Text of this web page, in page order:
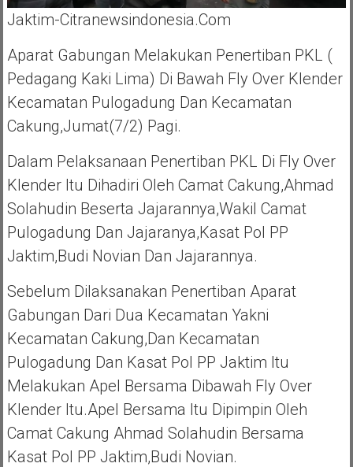
Jaktim-Citranewsindonesia.com
Aparat Gabungan Melakukan Penertiban PKL (
Pedagang Kaki Lima) Di Bawah Fly Over Klender
Kecamatan Pulogadung Dan Kecamatan
Cakung,Jumat(7/2) Pagi.
Dalam Pelaksanaan Penertiban PKL Di Fly Over
Klender Itu Dihadiri Oleh Camat Cakung,Ahmad
Solahudin Beserta Jajarannya,Wakil Camat
Pulogadung Dan Jajaranya,Kasat Pol PP
Jaktim,Budi Novian Dan Jajarannya.
Sebelum Dilaksanakan Penertiban Aparat
Gabungan Dari Dua Kecamatan Yakni
Kecamatan Cakung,dan Kecamatan
Pulogadung Dan Kasat Pol PP Jaktim Itu
Melakukan Apel Bersama Dibawah Fly Over
Klender Itu.Apel Bersama Itu Dipimpin Oleh
Camat Cakung Ahmad Solahudin Bersama
Kasat Pol PP Jaktim,Budi Novian.